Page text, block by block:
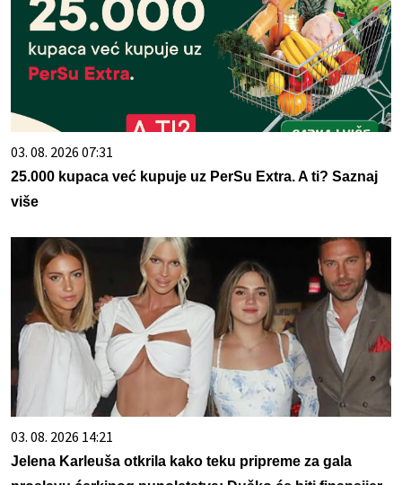
03. 08. 2026 07:31
25.000 kupaca već kupuje uz PerSu Extra. A ti? Saznaj
više
03. 08. 2026 14:21
Jelena Karleuša otkrila kako teku pripreme za gala